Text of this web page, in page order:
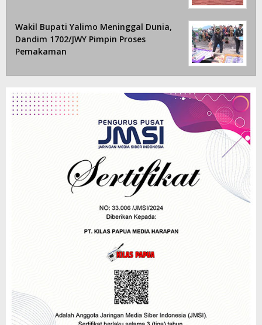
Wakil Bupati Yalimo Meninggal Dunia,
Dandim 1702/JWY Pimpin Proses
Pemakaman